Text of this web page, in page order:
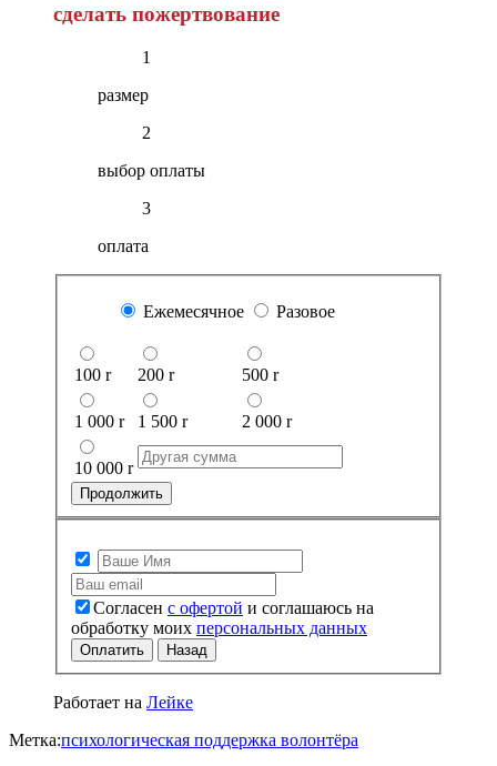
сделать пожертвование
1
размер
2
выбор оплаты
3
оплата
Ежемесячное Разовое
100 r 200 r 500 r
1 000 r 1 500 r 2 000 r
10 000 r
Продолжить
Согласен с офертой
обработку моих персональных данных
Оплатить Назад
Работает на Лейке
Метка:психологическая поддержка волонтёра